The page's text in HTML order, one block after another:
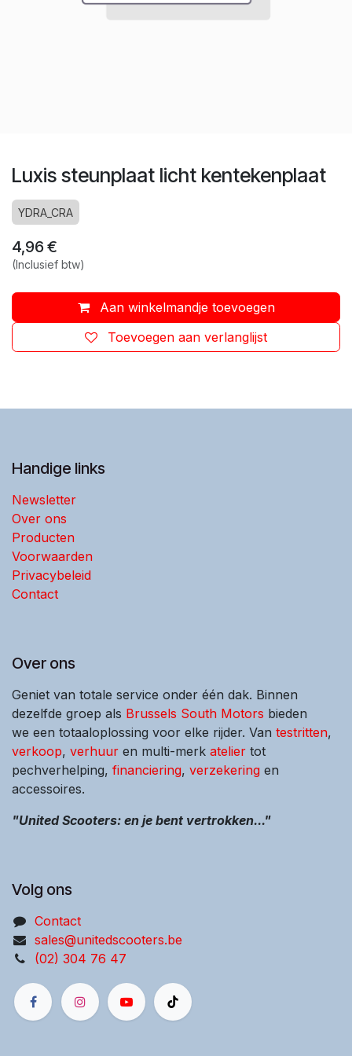
Luxis steunplaat licht kentekenplaat
YDRA_CRA
4,96 €
(Inclusief btw)
Aan winkelmandje toevoegen
Toevoegen aan verlanglijst
Handige links
Newsletter
Over ons
Producten
Voorwaarden
Privacybeleid
Contact
Over ons
Geniet van totale service onder één dak. Binnen
dezelfde groep als Brussels South Motors bieden
we een totaaloplossing voor elke rijder. Van testritten,
verkoop, verhuur en multi-merk atelier tot
pechverhelping, financiering, verzekering en
accessoires.
"United Scooters: en je bent vertrokken..."
Volg ons
Contact
sales@unitedscooters.be
(02) 304 76 47